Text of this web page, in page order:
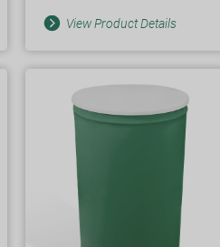
View Product Details